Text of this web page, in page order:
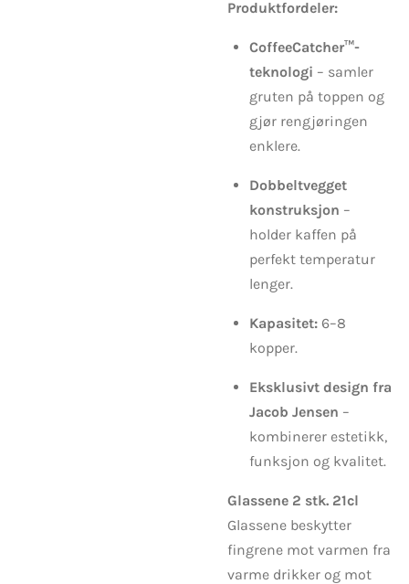
Produktfordeler:
CoffeeCatcher™-
teknologi – samler
gruten på toppen og
gjør rengjøringen
enklere.
Dobbeltvegget
konstruksjon –
holder kaffen på
perfekt temperatur
lenger.
Kapasitet: 6–8
kopper.
Eksklusivt design fra
Jacob Jensen –
kombinerer estetikk,
funksjon og kvalitet.
Glassene 2 stk. 21cl
Glassene beskytter
fingrene mot varmen fra
varme drikker og mot